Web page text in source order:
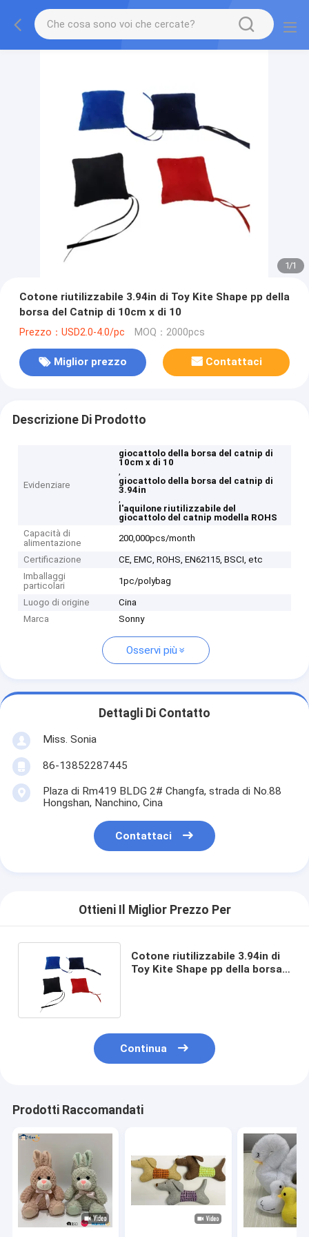
1/1
Cotone riutilizzabile 3.94in di Toy Kite Shape pp della
borsa del Catnip di 10cm x di 10
Prezzo：USD2.0-4.0/pc MOQ：2000pcs
Miglior prezzo Contattaci
Descrizione Di Prodotto
Evidenziare
giocattolo della borsa del catnip di
10cm x di 10
,
giocattolo della borsa del catnip di
3.94in
,
l'aquilone riutilizzabile del
giocattolo del catnip modella ROHS
Capacità di
alimentazione
200,000pcs/month
Certificazione
CE, EMC, ROHS, EN62115, BSCI, etc
Imballaggi
particolari
1pc/polybag
Luogo di origine
Cina
Marca
Sonny
Osservi più
Dettagli Di Contatto
Miss. Sonia
86-13852287445
Plaza di Rm419 BLDG 2# Changfa, strada di No.88
Hongshan, Nanchino, Cina
Contattaci
Ottieni Il Miglior Prezzo Per
Cotone riutilizzabile 3.94in di
Toy Kite Shape pp della borsa
Continua
Prodotti Raccomandati